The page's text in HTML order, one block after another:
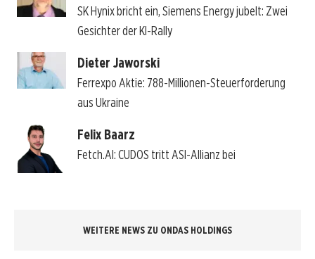
SK Hynix bricht ein, Siemens Energy jubelt: Zwei
Gesichter der KI-Rally
Dieter Jaworski
Ferrexpo Aktie: 788-Millionen-Steuerforderung
aus Ukraine
Felix Baarz
Fetch.AI: CUDOS tritt ASI-Allianz bei
WEITERE NEWS ZU ONDAS HOLDINGS